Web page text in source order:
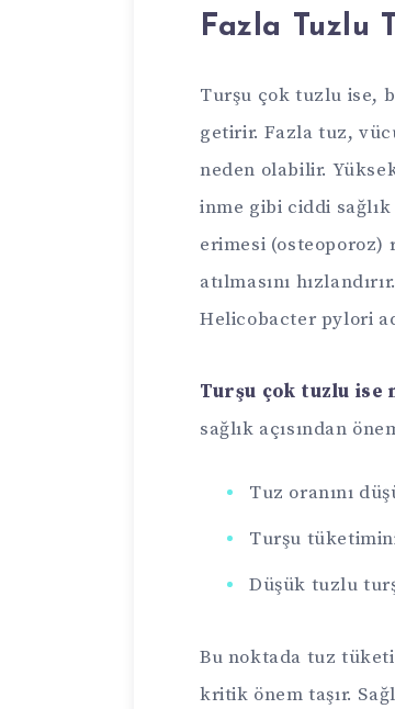
Fazla Tuzlu
Turşu çok tuzlu ise,
getirir. Fazla tuz,
neden olabilir.
inme gibi ciddi
erimesi
atılmasını
Helicobacter pylori
Turşu çok tuzlu ise
sağlık açısından
Tuz oranını
Turşu
Düşük tuzlu
Bu noktada tuz
kritik önem taşır.